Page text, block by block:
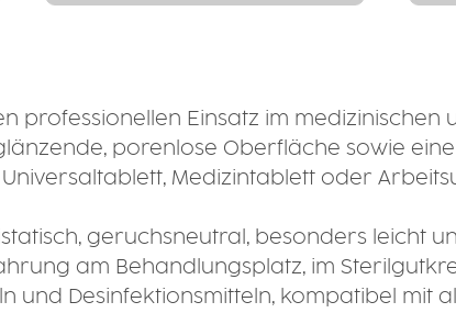
Einsatz im medizinischen
porenlose Oberfläche sowie
Medizintablett oder
geruchsneutral, besonders leicht
am Behandlungsplatz, im
und Desinfektionsmitteln, kompatibel mit